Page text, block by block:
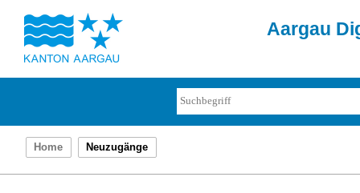
Aargau
Home Neuzugänge